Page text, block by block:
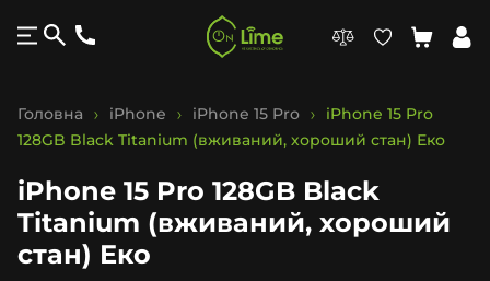
Головна iPhone iPhone 15 Pro
iPhone 15 Pro
128GB Black Titanium (вживаний, хороший стан) Еко
iPhone 15 Pro 128GB Black
Titanium (вживаний, хороший
стан) Еко